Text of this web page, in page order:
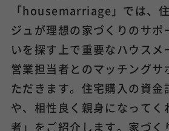
「housemarriage」では、
ジュが理想の家づくりのサポ
いを探す上で重要なハウスメ
営業担当者とのマッチングサ
ただきます。住宅購入の資金
や、相性良く親身になってく
者」をご紹介します。家づく